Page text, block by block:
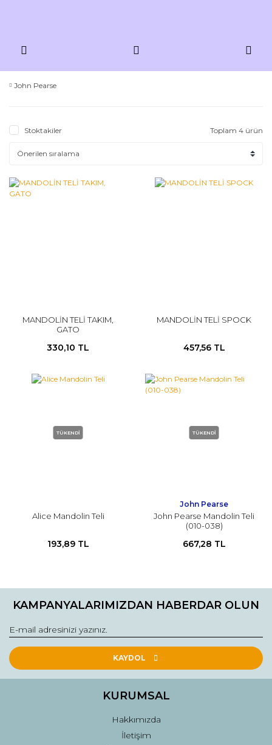
John Pearse
Stoktakiler Toplam 4 ürün
MANDOLİN TELİ TAKIM,
GATO
330,10 TL
MANDOLİN TELİ SPOCK
457,56 TL
TÜKENDİ
Alice Mandolin Teli
193,89 TL
TÜKENDİ
John Pearse
John Pearse Mandolin Teli
(010-038)
667,28 TL
KAMPANYALARIMIZDAN HABERDAR OLUN
KAYDOL
KURUMSAL
Hakkımızda
İletişim